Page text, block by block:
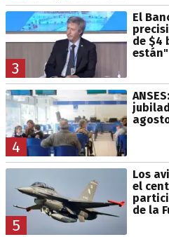
3
El
de $4
están"
4
5
Los
el
de la